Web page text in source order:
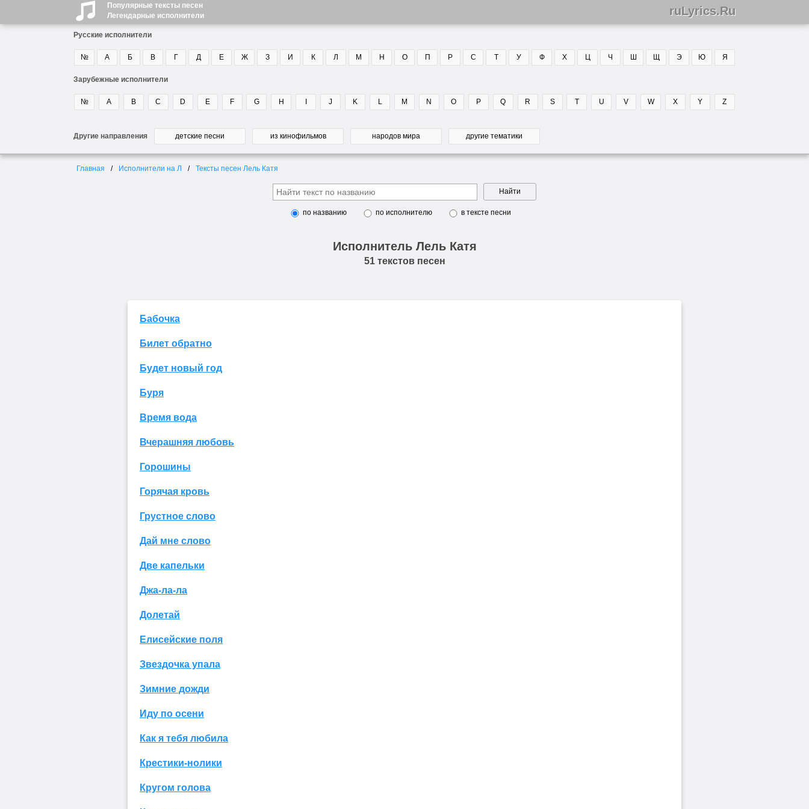
Популярные тексты песен
Легендарные исполнители
ruLyrics.Ru
Русские исполнители
№ А Б В Г Д Е Ж З И К Л М Н О П Р С Т У Ф Х Ц Ч Ш Щ Э Ю Я
Зарубежные исполнители
№ A B C D E F G H J K L M N O P Q R S T U V W X Y Z
Другие направления детские песни из кинофильмов народов мира другие тематики
Главная Исполнители на Л Тексты песен Лель Катя
Найти
по названию по исполнителю в тексте песни
Исполнитель Лель Катя
51 текстов песен
Бабочка
Билет обратно
Будет новый год
Буря
Время вода
Вчерашняя любовь
Горошины
Горячая кровь
Грустное слово
Дай мне слово
Две капельки
Джа-ла-ла
Долетай
Елисейские поля
Звездочка упала
Зимние дожди
Иду по осени
Как я тебя любила
Крестики-нолики
Кругом голова